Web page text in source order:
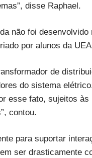
disse Raphael.
não foi
por alunos da
de
do sistema
esse fato, sujeitos
contou.
para suportar
ser drasticamente